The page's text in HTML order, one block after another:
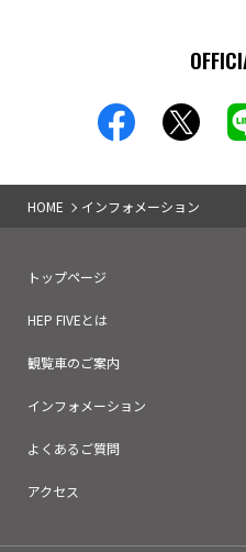
HOME インフォメーション
トップページ
HEP FIVEとは
観覧車のご案内
インフォメーション
よくあるご質問
アクセス